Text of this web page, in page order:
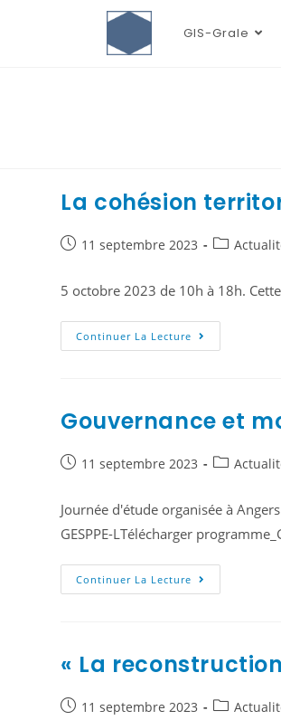
GIS-Grale
La cohésion
11 septembre 2023
5 octobre 2023 de 10h à 18h.
Continuer La Lecture
Gouvernance et
11 septembre 2023
Journée d'étude organisée à
GESPPE-LTélécharger
Continuer La Lecture
« La
11 septembre 2023